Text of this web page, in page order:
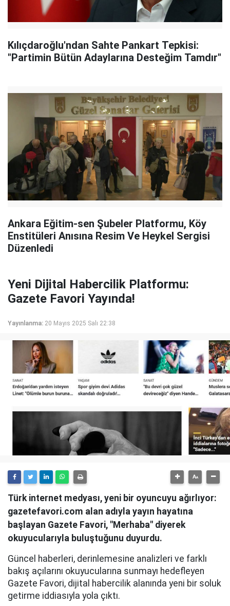
Kılıçdaroğlu'ndan Sahte Pankart Tepkisi:
"Partimin Bütün Adaylarına Desteğim Tamdır"
Ankara Eğitim-sen Şubeler Platformu, Köy
Enstitüleri Anısına Resim Ve Heykel Sergisi
Düzenledi
Yeni Dijital Habercilik Platformu:
Gazete Favori Yayında!
Yayınlanma: 20 Mayıs 2025 Salı 22:38
Türk internet medyası, yeni bir oyuncuyu ağırlıyor:
gazetefavori.com alan adıyla yayın hayatına
başlayan Gazete Favori, "Merhaba" diyerek
okuyucularıyla buluştuğunu duyurdu.
Güncel haberleri, derinlemesine analizleri ve farklı
bakış açılarını okuyucularına sunmayı hedefleyen
Gazete Favori, dijital habercilik alanında yeni bir soluk
getirme iddiasıyla yola çıktı.